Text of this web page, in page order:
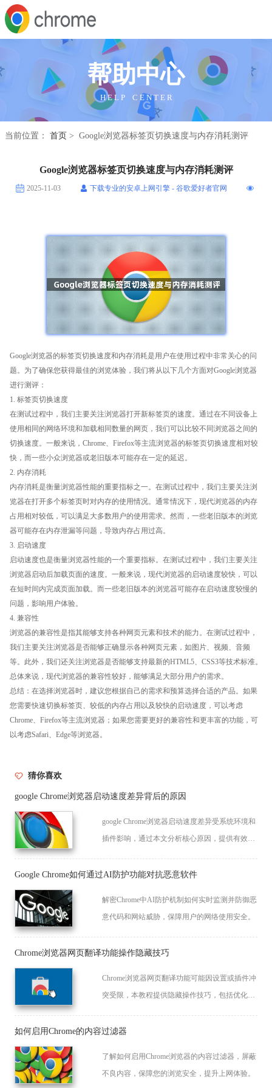
帮助中心
H E L P C E N T E R
当前位置： 首页 > Google浏览器标签页切换速度与内存消耗测评
Google浏览器标签页切换速度与内存消耗测评
2025-11-03 下载专业的安卓上网引擎 - 谷歌爱好者官网
Google浏览器的标签页切换速度和内存消耗是用户在使用过程中非常关心的问
题。为了确保您获得最佳的浏览体验，我们将从以下几个方面对Google浏览器
进行测评：
1. 标签页切换速度
在测试过程中，我们主要关注浏览器打开新标签页的速度。通过在不同设备上
使用相同的网络环境和加载相同数量的网页，我们可以比较不同浏览器之间的
切换速度。一般来说，Chrome、Firefox等主流浏览器的标签页切换速度相对较
快，而一些小众浏览器或老旧版本可能存在一定的延迟。
2. 内存消耗
内存消耗是衡量浏览器性能的重要指标之一。在测试过程中，我们主要关注浏
览器在打开多个标签页时对内存的使用情况。通常情况下，现代浏览器的内存
占用相对较低，可以满足大多数用户的使用需求。然而，一些老旧版本的浏览
器可能存在内存泄漏等问题，导致内存占用过高。
3. 启动速度
启动速度也是衡量浏览器性能的一个重要指标。在测试过程中，我们主要关注
浏览器启动后加载页面的速度。一般来说，现代浏览器的启动速度较快，可以
在短时间内完成页面加载。而一些老旧版本的浏览器可能存在启动速度较慢的
问题，影响用户体验。
4. 兼容性
浏览器的兼容性是指其能够支持各种网页元素和技术的能力。在测试过程中，
我们主要关注浏览器是否能够正确显示各种网页元素，如图片、视频、音频
等。此外，我们还关注浏览器是否能够支持最新的HTML5、CSS3等技术标准。
总体来说，现代浏览器的兼容性较好，能够满足大部分用户的需求。
总结：在选择浏览器时，建议您根据自己的需求和预算选择合适的产品。如果
您需要快速切换标签页、较低的内存占用以及较快的启动速度，可以考虑
Chrome、Firefox等主流浏览器；如果您需要更好的兼容性和更丰富的功能，可
以考虑Safari、Edge等浏览器。
猜你喜欢
google Chrome浏览器启动速度差异背后的原因
google Chrome浏览器启动速度差异受系统环境和
插件影响，通过本文分析核心原因，提供有效优
Google Chrome如何通过AI防护功能对抗恶意软件
解密Chrome中AI防护机制如何实时监测并防御恶
意代码和网站威胁，保障用户的网络使用安全。
Chrome浏览器网页翻译功能操作隐藏技巧
Chrome浏览器网页翻译功能可能因设置或插件冲
突受限，本教程提供隐藏操作技巧，包括优化翻
准确性。
如何启用Chrome的内容过滤器
了解如何启用Chrome浏览器的内容过滤器，屏蔽
不良内容，保障您的浏览安全，提升上网体验。